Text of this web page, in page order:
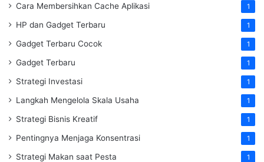
Cara Membersihkan Cache Aplikasi 1
HP dan Gadget Terbaru 1
Gadget Terbaru Cocok 1
Gadget Terbaru 1
Strategi Investasi 1
Langkah Mengelola Skala Usaha 1
Strategi Bisnis Kreatif 1
Pentingnya Menjaga Konsentrasi 1
Strategi Makan saat Pesta 1